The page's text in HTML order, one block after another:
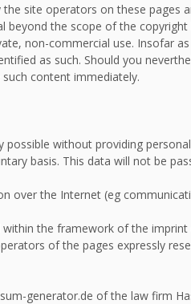
site operators on these
beyond the scope of the
non-commercial use. Insofar
as such. Should you
content immediately.
possible without providing
basis. This data will not be
over the Internet (eg
the framework of the
of the pages expressly
generator.de of the law firm